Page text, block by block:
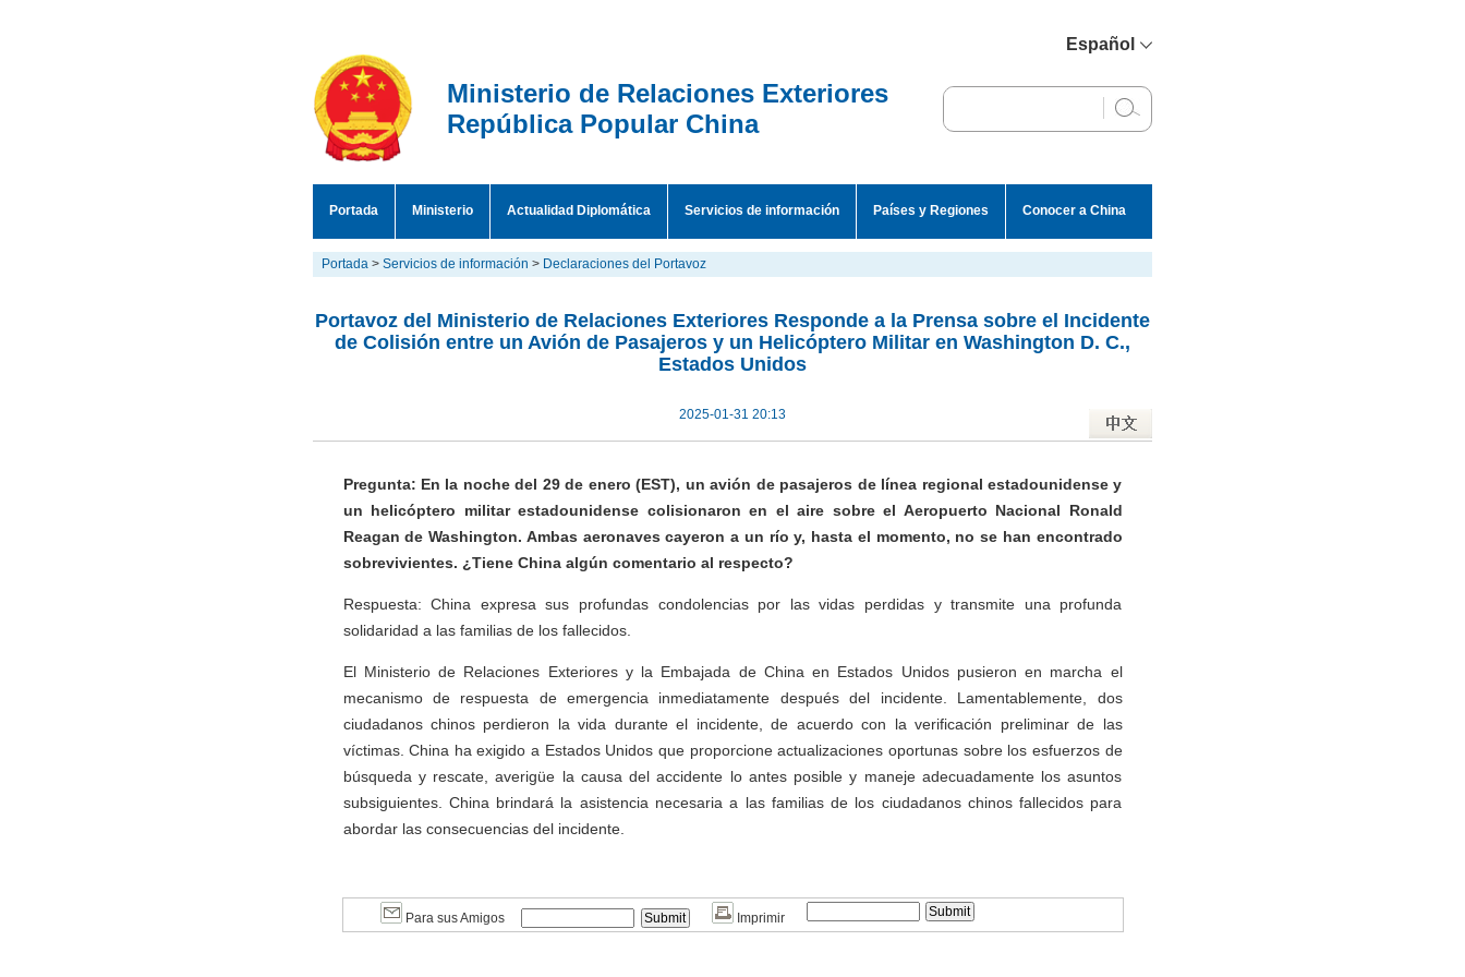
Español
English
Ministerio de Relaciones Exteriores
República Popular China
Portada Ministerio Actualidad Diplomática Servicios de información Países y Regiones Conocer a China
Portada > Servicios de información > Declaraciones del Portavoz
Portavoz del Ministerio de Relaciones Exteriores Responde a la Prensa sobre el Incidente
de Colisión entre un Avión de Pasajeros y un Helicóptero Militar en Washington D. C.,
Estados Unidos
2025-01-31 20:13
Pregunta: En la noche del 29 de enero (EST), un avión de pasajeros de línea regional estadounidense y
un helicóptero militar estadounidense colisionaron en el aire sobre el Aeropuerto Nacional Ronald
Reagan de Washington. Ambas aeronaves cayeron a un río y, hasta el momento, no se han encontrado
sobrevivientes. ¿Tiene China algún comentario al respecto?
Respuesta: China expresa sus profundas condolencias por las vidas perdidas y transmite una profunda
solidaridad a las familias de los fallecidos.
El Ministerio de Relaciones Exteriores y la Embajada de China en Estados Unidos pusieron en marcha el
mecanismo de respuesta de emergencia inmediatamente después del incidente. Lamentablemente, dos
ciudadanos chinos perdieron la vida durante el incidente, de acuerdo con la verificación preliminar de las
víctimas. China ha exigido a Estados Unidos que proporcione actualizaciones oportunas sobre los esfuerzos de
búsqueda y rescate, averigüe la causa del accidente lo antes posible y maneje adecuadamente los asuntos
subsiguientes. China brindará la asistencia necesaria a las familias de los ciudadanos chinos fallecidos para
abordar las consecuencias del incidente.
Para sus Amigos Imprimir